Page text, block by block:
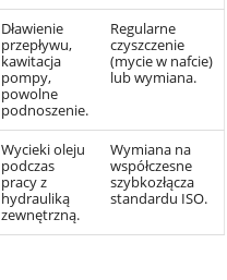
Dławienie
przepływu,
kawitacja
pompy,
powolne
podnoszenie.
Regularne
czyszczenie
(mycie w nafcie)
lub wymiana.
Wycieki oleju
podczas
pracy z
hydrauliką
zewnętrzną.
Wymiana na
współczesne
szybkozłącza
standardu ISO.